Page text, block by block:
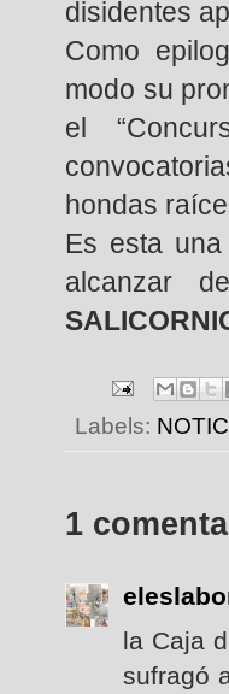
disidentes
Como
modo su
el
hondas
Es esta
alcanzar
Labels:
1
la Caja
sufragó